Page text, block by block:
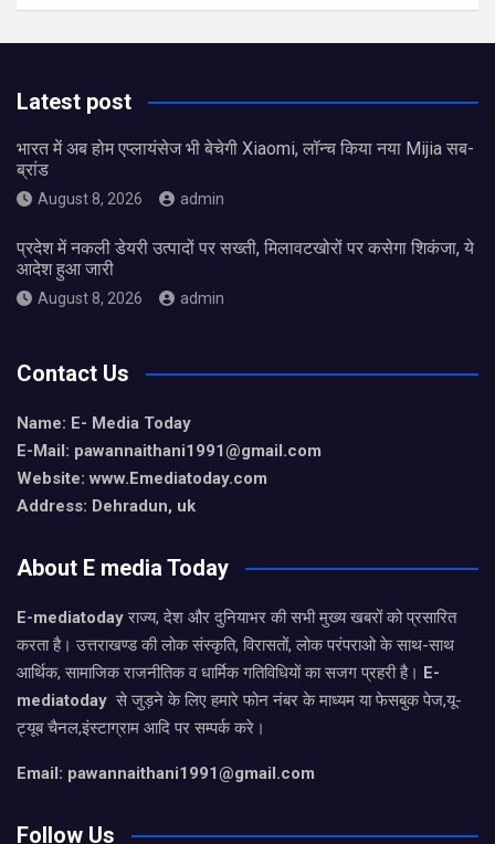
Latest post
भारत में अब होम एप्लायंसेज भी बेचेगी Xiaomi, लॉन्च किया नया Mijia सब-
ब्रांड
August 8, 2026 admin
प्रदेश में नकली डेयरी उत्पादों पर सख्ती, मिलावटखोरों पर कसेगा शिकंजा, ये
आदेश हुआ जारी
August 8, 2026 admin
Contact Us
Name: E- Media Today
E-Mail: pawannaithani1991@gmail.com
Website: www.Emediatoday.com
Address: Dehradun, uk
About E media Today
E-mediatodayराज्य, देश और दुनियाभर की सभी मुख्य खबरों को प्रसारित
करता है। उत्तराखण्ड की लोक संस्कृति, विरासतों, लोक परंपराओ के साथ-साथ
आर्थिक, सामाजिक राजनीतिक व धार्मिक गतिविधियों का सजग प्रहरी है। E-
mediatoday से जुड़ने के लिए हमारे फोन नंबर के माध्यम या फेसबुक पेज,यू-
ट्यूब चैनल,इंस्टाग्राम आदि पर सम्पर्क करे।
Email: pawannaithani1991@gmail.com
Follow Us